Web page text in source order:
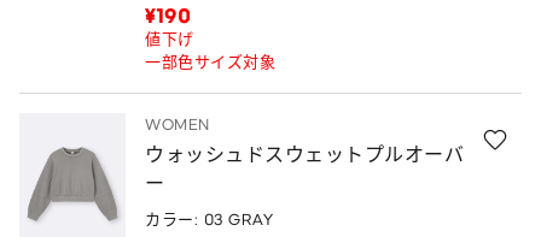
¥190
値下げ
一部色サイズ対象
WOMEN
ウォッシュドスウェットプルオーバ
ー
カラー: 03 GRAY